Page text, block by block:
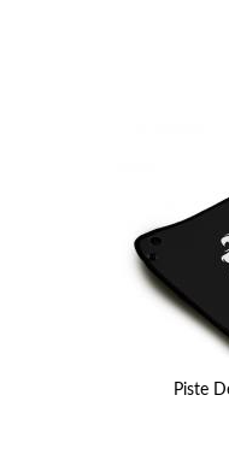
Piste